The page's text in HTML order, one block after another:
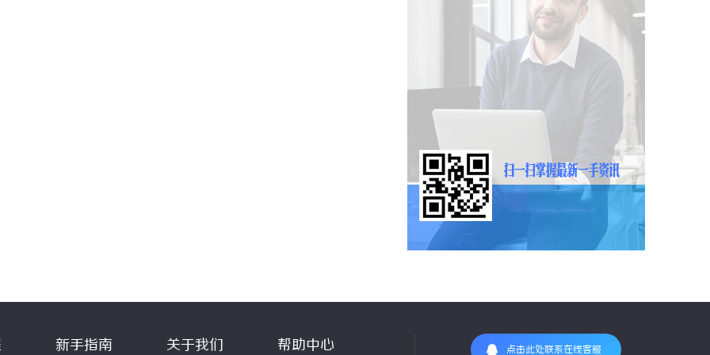
新手指南 关于我们 帮助中心 点击此处联系在线客服